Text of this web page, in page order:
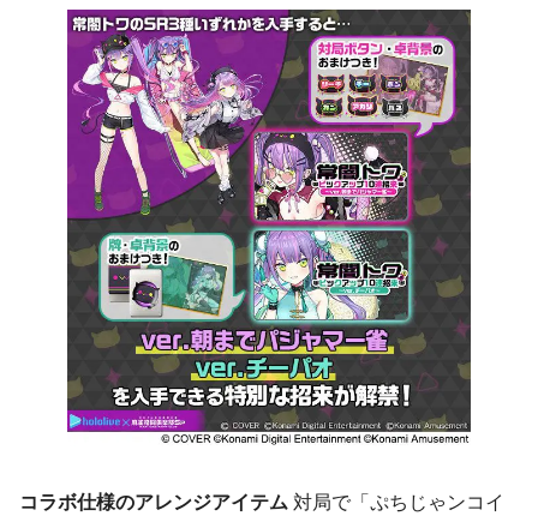
コラボ仕様のアレンジアイテム 対局で「ぷちじゃンコイ